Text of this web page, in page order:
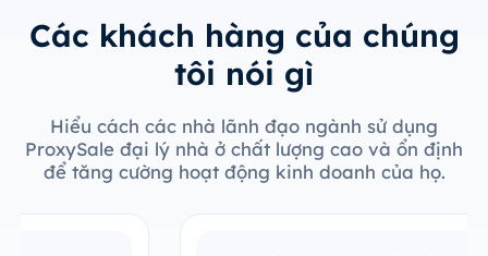
Các khách hàng của chúng
tôi nói gì
Hiểu cách các nhà lãnh đạo ngành sử dụng
ProxySale đại lý nhà ở chất lượng cao và ổn định
để tăng cường hoạt động kinh doanh của họ.